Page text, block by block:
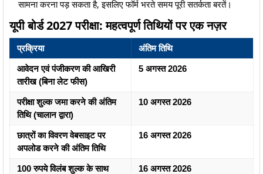
सामना करना पड़ सकता है, इसलिए फॉर्म भरते समय पूरी सतर्कता बरतें।
यूपी बोर्ड 2027 परीक्षा: महत्वपूर्ण तिथियों पर एक नज़र
प्रक्रिया अंतिम तिथि
आवेदन एवं पंजीकरण की आखिरी
तारीख (बिना लेट फीस)
5 अगस्त 2026
परीक्षा शुल्क जमा करने की अंतिम
तिथि (चालान द्वारा)
10 अगस्त 2026
छात्रों का विवरण वेबसाइट पर
अपलोड करने की अंतिम तिथि
16 अगस्त 2026
100 रुपये विलंब शुल्क के साथ
16 अगस्त 2026